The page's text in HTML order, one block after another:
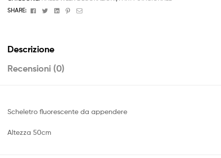
SHARE:
FacebookTwitterLinkedinPinterest
Email
Descrizione
Recensioni (0)
Scheletro fluorescente da appendere
Altezza 50cm